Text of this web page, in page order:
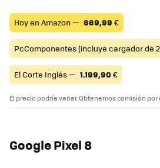
Hoy en Amazon — 669,99 €
PcComponentes (incluye cargador de
El Corte Inglés — 1.199,90€
El precio podría variar. Obtenemos comisión
Google Pixel 8